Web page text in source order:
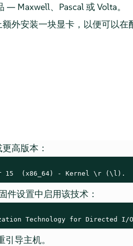
Maxwell、Pascal 或 Volta。
外安装一块显卡，以便可以在
高版本：
15  (x86_64) - Kernel \r (\l).
件设置中启用该技术：
Technology for Directed I/O
导主机。